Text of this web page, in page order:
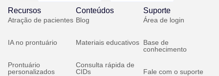
Recursos
Atração de pacientes
IA no prontuário
Prontuário
personalizados
Conteúdos
Blog
Materiais educativos
Consulta rápida de
CIDs
Suporte
Área de login
Base de
conhecimento
Fale com o suporte